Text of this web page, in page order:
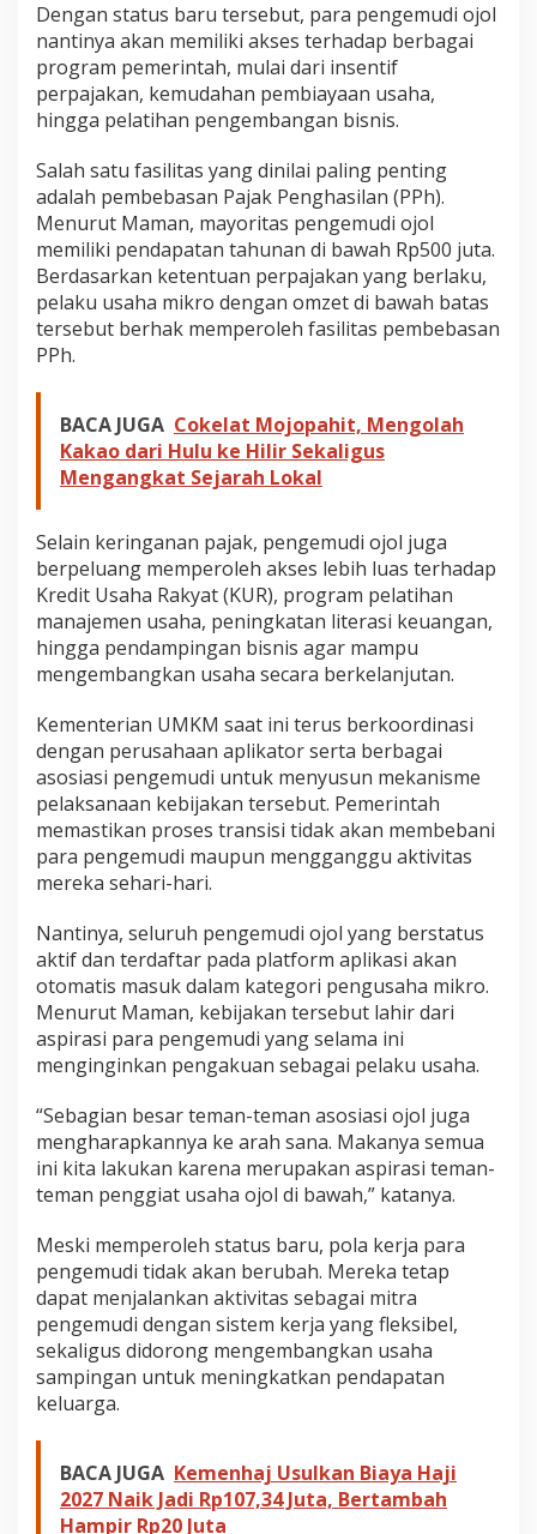
Dengan status baru tersebut, para pengemudi ojol
nantinya akan memiliki akses terhadap berbagai
program pemerintah, mulai dari insentif
perpajakan, kemudahan pembiayaan usaha,
hingga pelatihan pengembangan bisnis.
Salah satu fasilitas yang dinilai paling penting
adalah pembebasan Pajak Penghasilan (PPh).
Menurut Maman, mayoritas pengemudi ojol
memiliki pendapatan tahunan di bawah Rp500 juta.
Berdasarkan ketentuan perpajakan yang berlaku,
pelaku usaha mikro dengan omzet di bawah batas
tersebut berhak memperoleh fasilitas pembebasan
PPh.
BACA JUGA Cokelat Mojopahit, Mengolah
Kakao dari Hulu ke Hilir Sekaligus
Mengangkat Sejarah Lokal
Selain keringanan pajak, pengemudi ojol juga
berpeluang memperoleh akses lebih luas terhadap
Kredit Usaha Rakyat (KUR), program pelatihan
manajemen usaha, peningkatan literasi keuangan,
hingga pendampingan bisnis agar mampu
mengembangkan usaha secara berkelanjutan.
Kementerian UMKM saat ini terus berkoordinasi
dengan perusahaan aplikator serta berbagai
asosiasi pengemudi untuk menyusun mekanisme
pelaksanaan kebijakan tersebut. Pemerintah
memastikan proses transisi tidak akan membebani
para pengemudi maupun mengganggu aktivitas
mereka sehari-hari.
Nantinya, seluruh pengemudi ojol yang berstatus
aktif dan terdaftar pada platform aplikasi akan
otomatis masuk dalam kategori pengusaha mikro.
Menurut Maman, kebijakan tersebut lahir dari
aspirasi para pengemudi yang selama ini
menginginkan pengakuan sebagai pelaku usaha.
“Sebagian besar teman-teman asosiasi ojol juga
mengharapkannya ke arah sana. Makanya semua
ini kita lakukan karena merupakan aspirasi teman-
teman penggiat usaha ojol di bawah,” katanya.
Meski memperoleh status baru, pola kerja para
pengemudi tidak akan berubah. Mereka tetap
dapat menjalankan aktivitas sebagai mitra
pengemudi dengan sistem kerja yang fleksibel,
sekaligus didorong mengembangkan usaha
sampingan untuk meningkatkan pendapatan
keluarga.
BACA JUGA Kemenhaj Usulkan Biaya Haji
2027 Naik Jadi Rp107,34 Juta, Bertambah
Hampir Rp20 Juta